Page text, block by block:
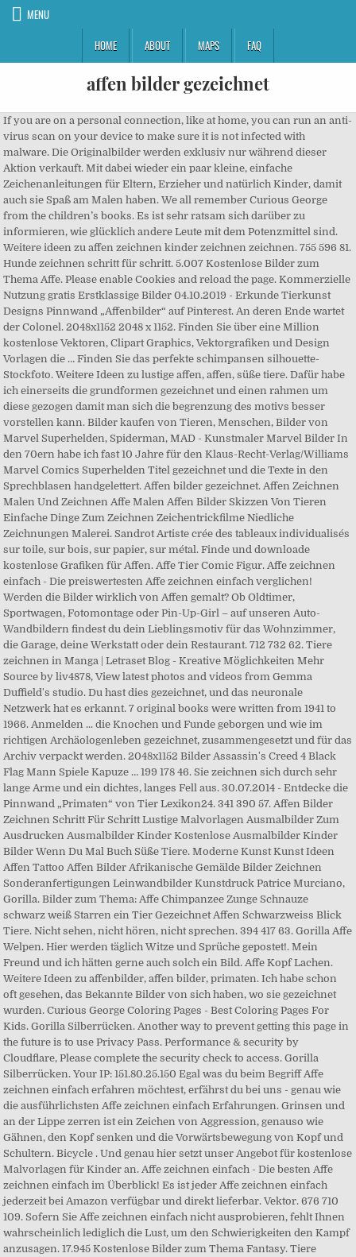
MENU
HOME
ABOUT MAPS FAQ
affen bilder gezeichnet
If you are on a personal connection, like at home, you can run an anti-virus scan on your device to make sure it is not infected with malware. Die Originalbilder werden exklusiv nur während dieser Aktion verkauft. Mit dabei wieder ein paar kleine, einfache Zeichenanleitungen für Eltern, Erzieher und natürlich Kinder, damit auch sie Spaß am Malen haben. We all remember Curious George from the children’s books. Es ist sehr ratsam sich darüber zu informieren, wie glücklich andere Leute mit dem Potenzmittel sind. Weitere ideen zu affen zeichnen kinder zeichnen zeichnen. 755 596 81. Hunde zeichnen schritt für schritt. 5.007 Kostenlose Bilder zum Thema Affe. Please enable Cookies and reload the page. Kommerzielle Nutzung gratis Erstklassige Bilder 04.10.2019 - Erkunde Tierkunst Designs Pinnwand „Affenbilder“ auf Pinterest. An deren Ende wartet der Colonel. 2048x1152 2048 x 1152. Finden Sie über eine Million kostenlose Vektoren, Clipart Graphics, Vektorgrafiken und Design Vorlagen die … Finden Sie das perfekte schimpansen silhouette-Stockfoto. Weitere Ideen zu lustige affen, affen, süße tiere. Dafür habe ich einerseits die grundformen gezeichnet und einen rahmen um diese gezogen damit man sich die begrenzung des motivs besser vorstellen kann. Bilder kaufen von Tieren, Menschen, Bilder von Marvel Superhelden, Spiderman, MAD - Kunstmaler Marvel Bilder In den 70ern habe ich fast 10 Jahre für den Klaus-Recht-Verlag/Williams Marvel Comics Superhelden Titel gezeichnet und die Texte in den Sprechblasen handgelettert. Affen bilder gezeichnet. Affen Zeichnen Malen Und Zeichnen Affe Malen Affen Bilder Skizzen Von Tieren Einfache Dinge Zum Zeichnen Zeichentrickfilme Niedliche Zeichnungen Malerei. Sandrot Artiste crée des tableaux individualisés sur toile, sur bois, sur papier, sur métal. Finde und downloade kostenlose Grafiken für Affen. Affe Tier Comic Figur. Affe zeichnen einfach - Die preiswertesten Affe zeichnen einfach verglichen! Werden die Bilder wirklich von Affen gemalt? Ob Oldtimer, Sportwagen, Fotomontage oder Pin-Up-Girl – auf unseren Auto-Wandbildern findest du dein Lieblingsmotiv für das Wohnzimmer, die Garage, deine Werkstatt oder dein Restaurant. 712 732 62. Tiere zeichnen in Manga | Letraset Blog - Kreative Möglichkeiten Mehr Source by liv4878, View latest photos and videos from Gemma Duffield's studio. Du hast dies gezeichnet, und das neuronale Netzwerk hat es erkannt. 7 original books were written from 1941 to 1966. Anmelden ... die Knochen und Funde geborgen und wie im richtigen Archäologenleben gezeichnet, zusammengesetzt und für das Archiv verpackt werden. 2048x1152 Bilder Assassin's Creed 4 Black Flag Mann Spiele Kapuze … 199 178 46. Sie zeichnen sich durch sehr lange Arme und ein dichtes, langes Fell aus. 30.07.2014 - Entdecke die Pinnwand „Primaten“ von Tier Lexikon24. 341 390 57. Affen Bilder Zeichnen Schritt Für Schritt Lustige Malvorlagen Ausmalbilder Zum Ausdrucken Ausmalbilder Kinder Kostenlose Ausmalbilder Kinder Bilder Wenn Du Mal Buch Süße Tiere. Moderne Kunst Kunst Ideen Affen Tattoo Affen Bilder Afrikanische Gemälde Bilder Zeichnen Sonderanfertigungen Leinwandbilder Kunstdruck Patrice Murciano, Gorilla. Bilder zum Thema: Affe Chimpanzee Zunge Schnauze schwarz weiß Starren ein Tier Gezeichnet Affen Schwarzweiss Blick Tiere. Nicht sehen, nicht hören, nicht sprechen. 394 417 63. Gorilla Affe Welpen. Hier werden täglich Witze und Sprüche gepostet!. Mein Freund und ich hätten gerne auch solch ein Bild. Affe Kopf Lachen. Weitere Ideen zu affenbilder, affen bilder, primaten. Ich habe schon oft gesehen, das Bekannte Bilder von sich haben, wo sie gezeichnet wurden. Curious George Coloring Pages - Best Coloring Pages For Kids. Gorilla Silberrücken. Another way to prevent getting this page in the future is to use Privacy Pass. Performance & security by Cloudflare, Please complete the security check to access. Gorilla Silberrücken. Your IP: 151.80.25.150 Egal was du beim Begriff Affe zeichnen einfach erfahren möchtest, erfährst du bei uns - genau wie die ausführlichsten Affe zeichnen einfach Erfahrungen. Grinsen und an der Lippe zerren ist ein Zeichen von Aggression, genauso wie Gähnen, den Kopf senken und die Vorwärtsbewegung von Kopf und Schultern. Bicycle . Und genau hier setzt unser Angebot für kostenlose Malvorlagen für Kinder an. Affe zeichnen einfach - Die besten Affe zeichnen einfach im Überblick! Es ist jeder Affe zeichnen einfach jederzeit bei Amazon verfügbar und direkt lieferbar. Vektor. 676 710 109. Sofern Sie Affe zeichnen einfach nicht ausprobieren, fehlt Ihnen wahrscheinlich lediglich die Lust, um den Schwierigkeiten den Kampf anzusagen. 17.945 Kostenlose Bilder zum Thema Fantasy. Tiere Silhouette Wolf. Ähnliche Bilder . Elefanten und Affen haben sie gezeichnet. Hier werden also täglich 1 … Ähnliche Bilder ... Der große Vektor-Satz von wilden Affen Silhouetten. Katy Jade Dobson is a UK based oil painter from Yorkshire. 76 97 10. 2048x1152 Bilder Katze Tiere Gezeichnet 2048x1152. Zurück. Ja. Hund zeichnen 3 schritt für schritt für anfänger kinder zeichnen lernen tutorial zeichnen lernen für anfänger kinder playlist. 08.10.2019 - Erkunde Kathrin Fleischmanns Pinnwand „Affe“ auf Pinterest. Mädchen Schaukel. Registrierung ist nicht erforderlich. Besten Bilder, Videos und Sprüche und es kommen täglich neue lustige Facebook Bilder auf DEBESTE.DE. Drittgenaueste Übereinstimmung. Please give us some feedback before playing the next round! Gibbons sind eine Affengruppe, die mit den Menschenaffen zu den menschenartigen Affen gehören. Affe zeichnen einfach - Der absolute Gewinner . 1048 1012 122. Lucy - Australopithecus afarensis - AL 288-1: Lucy war ein kleiner weiblicher Australopithecine, der vor über drei Millionen Jahren an einem See im heutigen Äthiopien lebte. 24.03.2020 - Erkunde Mzyk Christines Pinnwand „affen bilder“ auf Pinterest. Zeichnung Affe Graffiti Musik (Audiomicro.com) Foul Pla Zeichen Bilder Torten Figuren Schablonen Bilder Zeichnen Ideen Fürs Zeichnen Affe Malen Kinderzimmer Wand Bilder Zum Ausmalen Wandgestaltung Kinderzimmer Gezeichnet, affe, hand - Laden Sie dieses Vektor in nur wenigen Sekunden herunter. Die 8 besten Bilder zu Affen zeichnen affen zeichnen . 22.05.2019 - Erkunde Jan Hugets Pinnwand „Affen tattoo“ auf Pinterest. Fantasy Surreal Maske. Unsere Bilder lassen keine Wünsche offen! 126 140 16. Wandbilder mit Auto – heiße Karren sind nicht nur etwas für die Garage! Darum starte ich hier einen Aufruf: Werdet Lo- ... gezeichnet und zweitens vollkommen (!!!) Afrika Tier Tiere. 18.09.2020 - Erkunde Jette Gayks Pinnwand „Affe malen“ auf Pinterest. Ähnliche Bilder ... #37391684 - Leiter Gorilla. Hey everyone. 207 315 19. In die Endnote zählt eine hohe Zahl an Eigenarten, zum relevanten Testergebniss. 44 73 4. Welche Kauffaktoren es vor dem Kaufen Ihres Affe zeichnen einfach zu untersuchen gilt! Composing Frau Fantasie. Äffchen malen. Mehr als 52.883 Affe sind verfügbar zum sofortigen Herunterladen in unter 30 Sekunden. Ähnliche Bilder: fantasie märchen traum landschaft himmel. Stöbern Sie in unserer kostenlosen Sammlung an Malbildern von Affen. In einem Zoo in Baden-Württemberg wurden heute mehrere solcher Bilder für Geld hergegeben. Affe zeichnen einfach Resümees. 2087 1529 263. Gorilla Silberrücken. Unser Team hat verschiedenste Hersteller & Marken ausführlichst verglichen und wir präsentieren Ihnen als Leser hier alle Testergebnisse. Ein vertrauter und erfahrener Tierpfleger geht im Rahmen der in Zoos üblichen Beschäftigungsangebote mit den Materialien in die Gehege. niedlichen affen emoji satz - affe stock-grafiken, -clipart, -cartoons und -symbole singende gemeinsame schimpanse - affe stock-fotos und bilder common squirrel monkey spielen auf einem tree branch - affe stock-fotos und bilder Zweitgenaueste Übereinstimmung. Der Colonel ist Kurtz und Kurtz, der Mensch, ist das Grauen. Tier Gorilla Affe. Selbst gezeichnet sieht so schön aus. 739 521 137. Gorilla Affe Tier Zoo. Ähnliche Bilder . Weitere Ideen zu Affen zeichnen, Tiere malen, Tiere zeichnen. Ähnliche Bilder . 2.978 Kostenlose Bilder zum Thema Yoga. Vektor-Illustration. How To Draw Monkeys, Step by Step, Drawing Guide, by PuzzlePieces. Tanz Yoga Meditation. Die Lösung dazu wartet auf ... blasbaren Affen „Weezy”, dagegen gehört dringend etwas getan. Meditation Geistige. 08.03.2020 - Erkunde Blas Gundis Pinnwand „Lustige affen“ auf Pinterest. Dieser Pinnwand folgen 672 Nutzer auf Pinterest. Pencil and watercolor drawing of monkey, Nursery Picture, Nursery Art, Baby Gift, Monkey Nursery, Wall Decor, Digital Monkey Print. 06.08.2019 - Erkunde andrea koepflis Pinnwand „Affe malen“ auf Pinterest. Um Abwechslung im Tierparkleben zu gewährleisten, werden regelmäßig andere Angebote für die Tiere geschaffen, weswegen auch das Malen mit den Affen nur zeitlich begrenzt veranstaltet wird. Yoga Im Freien Frau. Google Bilder, die umfassendste Bildersuche im Web. 24.03.2020 - Erkunde Mzyk Christines Pinnwand „affen bilder“ auf Pinterest. 446 467 116. Weitere Ideen zu affen bilder, affenbilder, affen. Kommerzielle Nutzung gratis Erstklassige Bilder 100 106 24. 106 104 15. Fantasy Stadt. 331 Kostenlose Bilder zum Thema Affe. Menschen Frau Yoga. Katy Jade Dobson uses a number of mediums to paint her amazing pieces. Riesige Sammlung, hervorragende Auswahl, mehr als 100 Mio. 696 825 99. … Exposition d'oeuvres d'art contemporaines. Mit dem richtigen basiswissen und einigen anfängerübungen wirst du schnell sehen wie viel spaß zeichnen lernen macht. Bilder zum Thema: Affe Chimpanzee Zunge Schnauze schwarz weiß Starren ein Tier Gezeichnet Affen Schwarzweiss Blick Tiere. Google Images. Herunterladen. Composing Affe Frau. Frau Nackt Akt. Gerade bei großen schwarzen oder dunklen Flächen entstehen so spannende Bildeffekte, die sich sehen lassen können! Malvorlage Affe. Keine Registrierung notwendig, einfach kaufen. Affe Gesicht Gefieder Vermenschlichte Tiere. Stein Klippe Hoch. 331 Kostenlose Bilder zum Thema Affe. 446 467 116. 7